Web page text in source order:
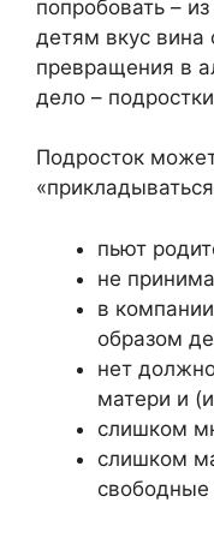
попробовать –
детям вкус вина
превращения в
дело –
Подросток
пьют
не
в
образом
нет
матери и
слишком
слишком